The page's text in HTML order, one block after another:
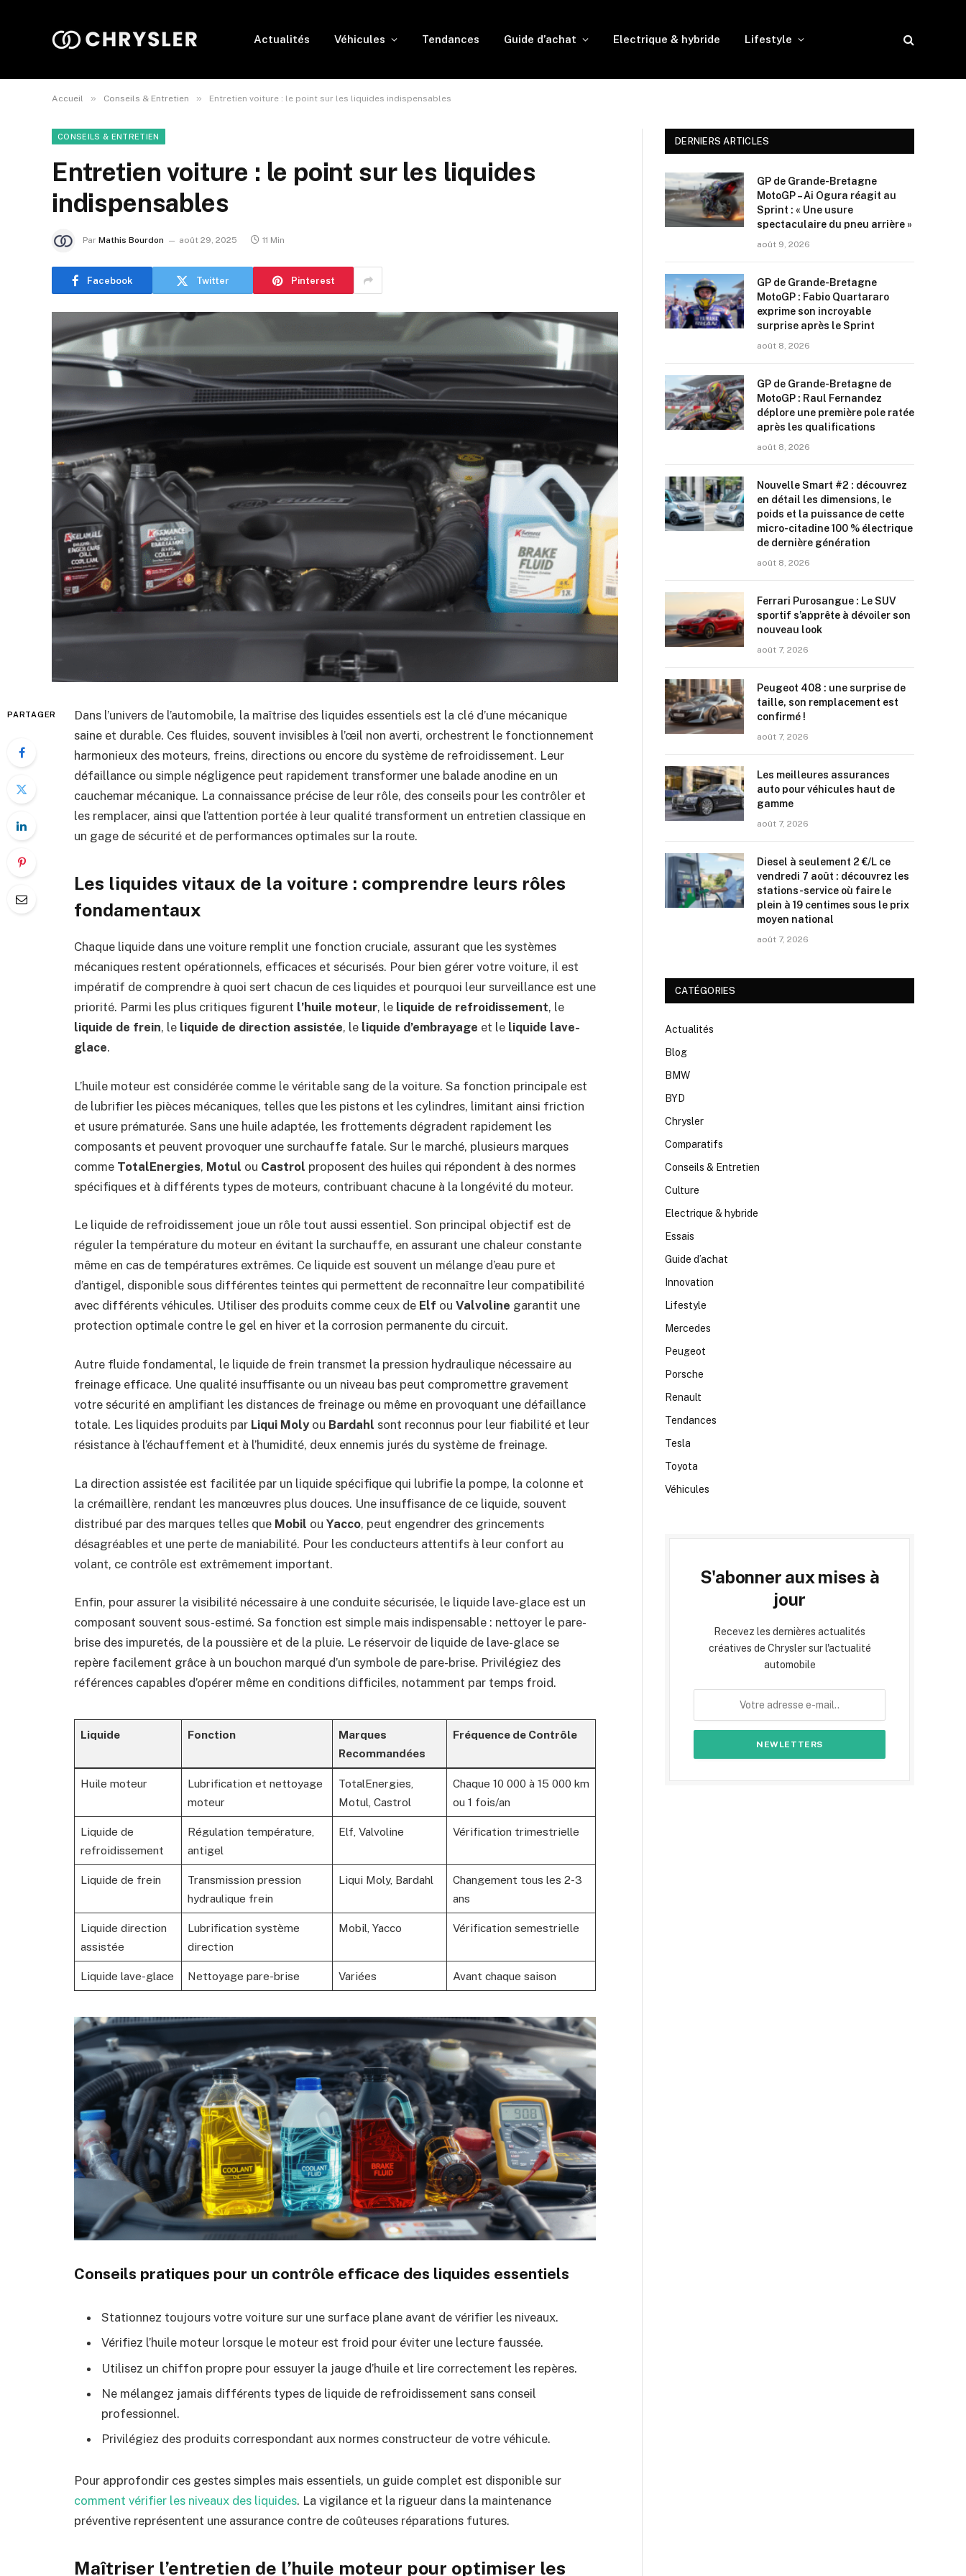
Actualités Véhicules Tendances Guide d’achat Electrique & hybride Lifestyle
Accueil » Conseils & Entretien » Entretien voiture : le point sur les liquides indispensables
CONSEILS & ENTRETIEN
Entretien voiture : le point sur les liquides
indispensables
Par Mathis Bourdon août 29, 2025 11 Min
Facebook Twitter Pinterest
PARTAGER
Dans l’univers de l’automobile, la maîtrise des liquides essentiels est la clé d’une mécanique
saine et durable. Ces fluides, souvent invisibles à l’œil non averti, orchestrent le fonctionnement
harmonieux des moteurs, freins, directions ou encore du système de refroidissement. Leur
défaillance ou simple négligence peut rapidement transformer une balade anodine en un
cauchemar mécanique. La connaissance précise de leur rôle, des conseils pour les contrôler et
les remplacer, ainsi que l’attention portée à leur qualité transforment un entretien classique en
un gage de sécurité et de performances optimales sur la route.
Les liquides vitaux de la voiture : comprendre leurs rôles
fondamentaux
Chaque liquide dans une voiture remplit une fonction cruciale, assurant que les systèmes
mécaniques restent opérationnels, efficaces et sécurisés. Pour bien gérer votre voiture, il est
impératif de comprendre à quoi sert chacun de ces liquides et pourquoi leur surveillance est une
priorité. Parmi les plus critiques figurent l’huile moteur, le liquide de refroidissement, le
liquide de frein, le liquide de direction assistée, le liquide d’embrayage et le liquide lave-
glace.
L’huile moteur est considérée comme le véritable sang de la voiture. Sa fonction principale est
de lubrifier les pièces mécaniques, telles que les pistons et les cylindres, limitant ainsi friction
et usure prématurée. Sans une huile adaptée, les frottements dégradent rapidement les
composants et peuvent provoquer une surchauffe fatale. Sur le marché, plusieurs marques
comme TotalEnergies, Motul ou Castrol proposent des huiles qui répondent à des normes
spécifiques et à différents types de moteurs, contribuant chacune à la longévité du moteur.
Le liquide de refroidissement joue un rôle tout aussi essentiel. Son principal objectif est de
réguler la température du moteur en évitant la surchauffe, en assurant une chaleur constante
même en cas de températures extrêmes. Ce liquide est souvent un mélange d’eau pure et
d’antigel, disponible sous différentes teintes qui permettent de reconnaître leur compatibilité
avec différents véhicules. Utiliser des produits comme ceux de Elf ou Valvoline garantit une
protection optimale contre le gel en hiver et la corrosion permanente du circuit.
Autre fluide fondamental, le liquide de frein transmet la pression hydraulique nécessaire au
freinage efficace. Une qualité insuffisante ou un niveau bas peut compromettre gravement
votre sécurité en amplifiant les distances de freinage ou même en provoquant une défaillance
totale. Les liquides produits par Liqui Molyou Bardahl sont reconnus pour leur fiabilité et leur
résistance à l’échauffement et à l’humidité, deux ennemis jurés du système de freinage.
La direction assistée est facilitée par un liquide spécifique qui lubrifie la pompe, la colonne et
la crémaillère, rendant les manœuvres plus douces. Une insuffisance de ce liquide, souvent
distribué par des marques telles que Mobil ou Yacco, peut engendrer des grincements
désagréables et une perte de maniabilité. Pour les conducteurs attentifs à leur confort au
volant, ce contrôle est extrêmement important.
Enfin, pour assurer la visibilité nécessaire à une conduite sécurisée, le liquide lave-glace est un
composant souvent sous-estimé. Sa fonction est simple mais indispensable : nettoyer le pare-
brise des impuretés, de la poussière et de la pluie. Le réservoir de liquide de lave-glace se
repère facilement grâce à un bouchon marqué d’un symbole de pare-brise. Privilégiez des
références capables d’opérer même en conditions difficiles, notamment par temps froid.
Liquide Fonction
Marques
Recommandées
Fréquence de Contrôle
Huile moteur
Lubrification et nettoyage
moteur
TotalEnergies,
Motul, Castrol
Chaque 10 000 à 15 000 km
ou 1 fois/an
Liquide de
refroidissement
Régulation température,
antigel
Elf, Valvoline Vérification trimestrielle
Liquide de frein
Transmission pression
hydraulique frein
Liqui Moly, Bardahl
Changement tous les 2-3
ans
Liquide direction
assistée
Lubrification système
direction
Mobil, Yacco Vérification semestrielle
Liquide lave-glace Nettoyage pare-brise Variées Avant chaque saison
Conseils pratiques pour un contrôle efficace des liquides essentiels
Stationnez toujours votre voiture sur une surface plane avant de vérifier les niveaux.
Vérifiez l’huile moteur lorsque le moteur est froid pour éviter une lecture faussée.
Utilisez un chiffon propre pour essuyer la jauge d’huile et lire correctement les repères.
Ne mélangez jamais différents types de liquide de refroidissement sans conseil
professionnel.
Privilégiez des produits correspondant aux normes constructeur de votre véhicule.
Pour approfondir ces gestes simples mais essentiels, un guide complet est disponible sur
comment vérifier les niveaux des liquides. La vigilance et la rigueur dans la maintenance
préventive représentent une assurance contre de coûteuses réparations futures.
Maîtriser l’entretien de l’huile moteur pour optimiser les
DERNIERS ARTICLES
GP de Grande-Bretagne
MotoGP – Ai Ogura réagit au
Sprint : « Une usure
spectaculaire du pneu arrière »
août 9, 2026
GP de Grande-Bretagne
MotoGP : Fabio Quartararo
exprime son incroyable
surprise après le Sprint
août 8, 2026
GP de Grande-Bretagne de
MotoGP : Raul Fernandez
déplore une première pole ratée
après les qualifications
août 8, 2026
Nouvelle Smart #2 : découvrez
en détail les dimensions, le
poids et la puissance de cette
micro-citadine 100 % électrique
de dernière génération
août 8, 2026
Ferrari Purosangue : Le SUV
sportif s’apprête à dévoiler son
nouveau look
août 7, 2026
Peugeot 408 : une surprise de
taille, son remplacement est
confirmé !
août 7, 2026
Les meilleures assurances
auto pour véhicules haut de
gamme
août 7, 2026
Diesel à seulement 2 €/L ce
vendredi 7 août : découvrez les
stations-service où faire le
plein à 19 centimes sous le prix
moyen national
août 7, 2026
CATÉGORIES
Actualités
Blog
BMW
BYD
Chrysler
Comparatifs
Conseils & Entretien
Culture
Electrique & hybride
Essais
Guide d’achat
Innovation
Lifestyle
Mercedes
Peugeot
Porsche
Renault
Tendances
Tesla
Toyota
Véhicules
S'abonner aux mises à
jour
Recevez les dernières actualités
créatives de Chrysler sur l'actualité
automobile